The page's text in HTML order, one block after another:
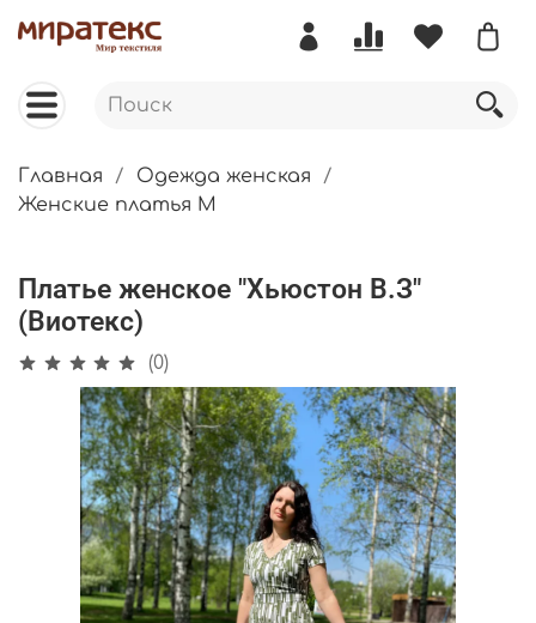
Главная
Одежда женская
Женские платья М
Платье женское "Хьюстон В.З"
(Виотекс)
(0)